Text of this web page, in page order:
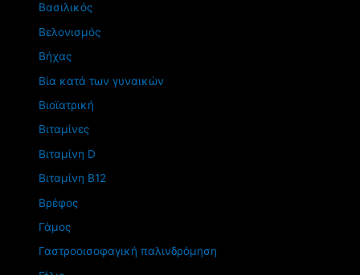
Βασιλικός
Βελονισμός
Βήχας
Βία κατά των γυναικών
Βιοϊατρική
Βιταμίνες
Βιταμίνη D
Βιταμίνη Β12
Βρέφος
Γάμος
Γαστροοισοφαγική παλινδρόμηση